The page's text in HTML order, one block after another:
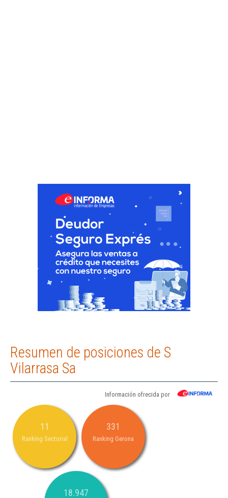
Resumen de posiciones de S
Vilarrasa Sa
Información ofrecida por
11
Ranking Sectorial
331
Ranking Gerona
18.947